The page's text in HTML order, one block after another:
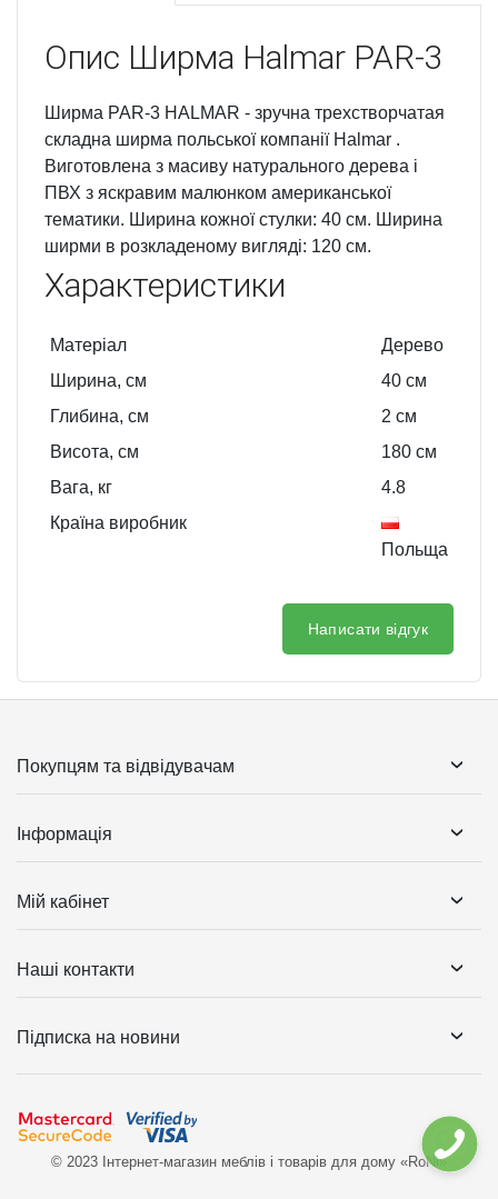
Опис Ширма Halmar PAR-3
Ширма PAR-3 HALMAR - зручна трехстворчатая
складна ширма польської компанії Halmar .
Виготовлена з масиву натурального дерева і
ПВХ з яскравим малюнком американської
тематики. Ширина кожної стулки: 40 см. Ширина
ширми в розкладеному вигляді: 120 см.
Характеристики
Матеріал
Дерево
Ширина, см
40 см
Глибина, см
2 см
Висота, см
180 см
Вага, кг
4.8
Країна виробник
Польща
Написати відгук
Покупцям та відвідувачам
Інформація
Мій кабінет
Наші контакти
Підписка на новини
© 2023 Інтернет-магазин меблів і товарів для дому «RoNi»